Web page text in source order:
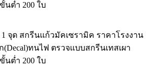
นต่ำ 200 ใบ
จุด สกรีนแก้วมัคเซรามิค ราคาโรงงาน
(Decal)ทนไฟ ตรวจแบบสกรีนเทสเผา
นต่ำ 200 ใบ